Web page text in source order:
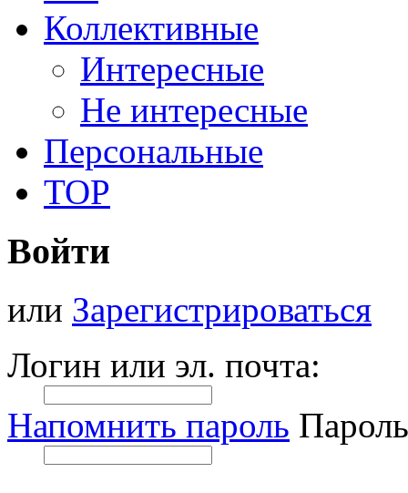
Коллективные
Интересные
Не интересные
Персональные
TOP
Войти
или Зарегистрироваться
Логин или эл. почта:
Напомнить пароль